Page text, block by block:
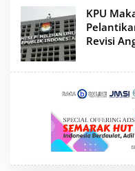
KPU
Revisi